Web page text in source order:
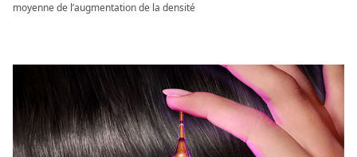
moyenne de l’augmentation de la densité